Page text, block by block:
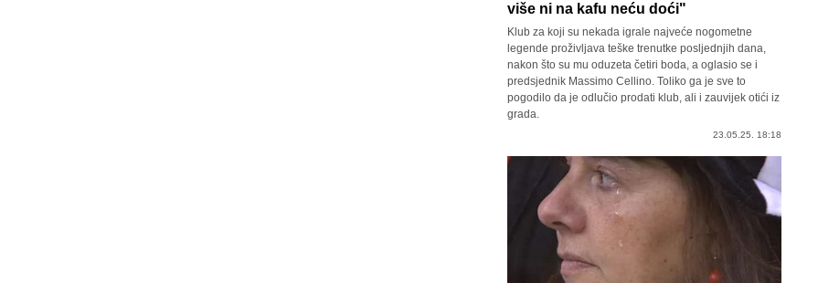
više ni na kafu neću doći"
Klub za koji su nekada igrale najveće nogometne
legende proživljava teške trenutke posljednjih dana,
nakon što su mu oduzeta četiri boda, a oglasio se i
predsjednik Massimo Cellino. Toliko ga je sve to
pogodilo da je odlučio prodati klub, ali i zauvijek otići iz
grada.
23.05.25. 18:18